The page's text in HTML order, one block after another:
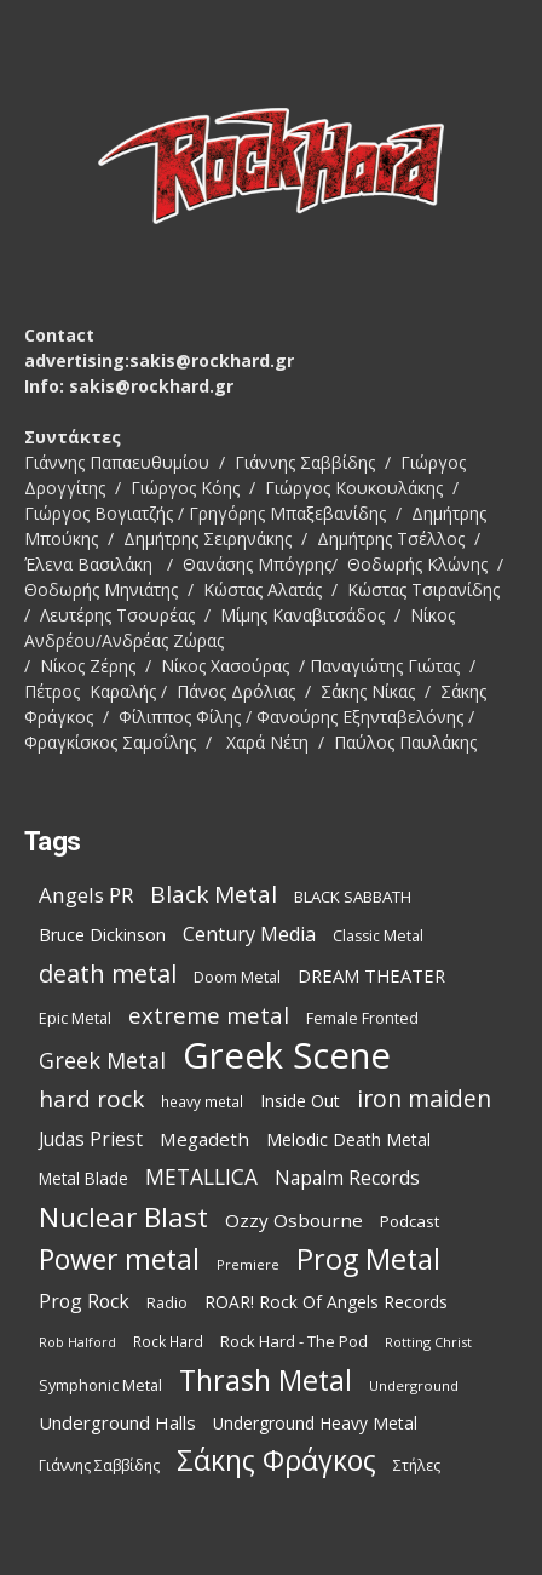
Contact
advertising:sakis@rockhard.gr
Info: sakis@rockhard.gr
Συντάκτες
Γιάννης Παπαευθυμίου / Γιάννης Σαββίδης / Γιώργος
Δρογγίτης / Γιώργος Κόης / Γιώργος Κουκουλάκης /
Γιώργος Βογιατζής / Γρηγόρης Μπαξεβανίδης / Δημήτρης
Μπούκης / Δημήτρης Σειρηνάκης / Δημήτρης Τσέλλος /
Έλενα Βασιλάκη / Θανάσης Μπόγρης/ Θοδωρής Κλώνης /
Θοδωρής Μηνιάτης / Κώστας Αλατάς / Κώστας Τσιρανίδης
/ Λευτέρης Τσουρέας / Μίμης Καναβιτσάδος / Νίκος
Ανδρέου/Ανδρέας Ζώρας
/ Νίκος Ζέρης / Νίκος Χασούρας / Παναγιώτης Γιώτας /
Πέτρος Καραλής / Πάνος Δρόλιας / Σάκης Νίκας / Σάκης
Φράγκος / Φίλιππος Φίλης / Φανούρης Εξηνταβελόνης /
Φραγκίσκος Σαμοΐλης / Χαρά Νέτη / Παύλος Παυλάκης
Tags
Angels PR Black Metal BLACK SABBATH
Bruce Dickinson Century Media Classic Metal
death metal Doom Metal DREAM THEATER
Epic Metal extreme metal Female Fronted
Greek Metal Greek Scene
hard rock heavy metal Inside Out iron maiden
Judas Priest Megadeth Melodic Death Metal
Metal Blade METALLICA Napalm Records
Nuclear Blast Ozzy Osbourne Podcast
Power metal Premiere Prog Metal
Prog Rock Radio ROAR! Rock Of Angels Records
Rob Halford Rock Hard Rock Hard - The Pod Rotting Christ
Symphonic Metal Thrash Metal Underground
Underground Halls Underground Heavy Metal
Γιάννης Σαββίδης Σάκης Φράγκος Στήλες